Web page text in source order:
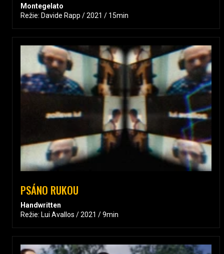
Montegelato
Režie: Davide Rapp / 2021 / 15min
PSÁNO RUKOU
Handwritten
Režie: Lui Avallos / 2021 / 9min